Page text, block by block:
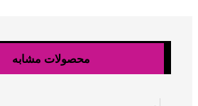
محصولات مشابه